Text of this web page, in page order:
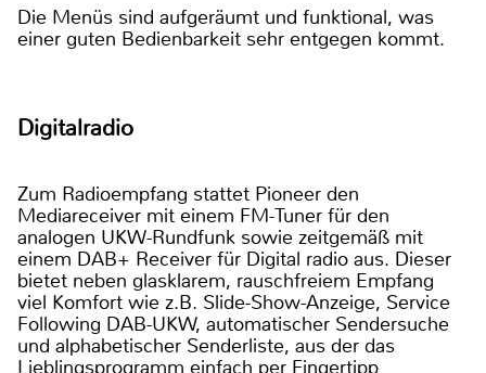
Die Menüs sind aufgeräumt und funktional, was
einer guten Bedienbarkeit sehr entgegen kommt.
Digitalradio
Zum Radioempfang stattet Pioneer den
Mediareceiver mit einem FM-Tuner für den
analogen UKW-Rundfunk sowie zeitgemäß mit
einem DAB+ Receiver für Digital radio aus. Dieser
bietet neben glasklarem, rauschfreiem Empfang
viel Komfort wie z.B. Slide-Show-Anzeige, Service
Following DAB-UKW, automatischer Sendersuche
und alphabetischer Senderliste, aus der das
Lieblingsprogramm einfach per Fingertipp